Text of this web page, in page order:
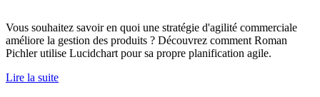
Vous souhaitez savoir en quoi une stratégie d'agilité commerciale
améliore la gestion des produits ? Découvrez comment Roman
Pichler utilise Lucidchart pour sa propre planification agile.
Lire la suite